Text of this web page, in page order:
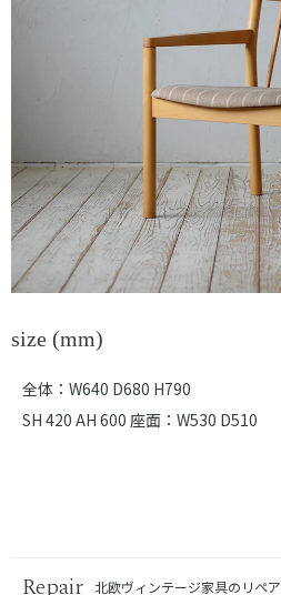
size (mm)
全体：W640 D680 H790
SH 420 AH 600 座面：W530 D510
Repair 北欧ヴィンテージ家具のリペア